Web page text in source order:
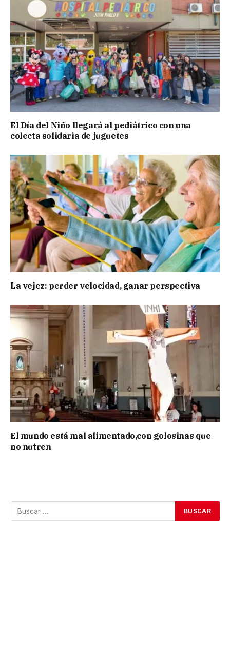
El Día del Niño llegará al pediátrico con una
colecta solidaria de juguetes
La vejez: perder velocidad, ganar perspectiva
El mundo está mal alimentado,con golosinas que
no nutren